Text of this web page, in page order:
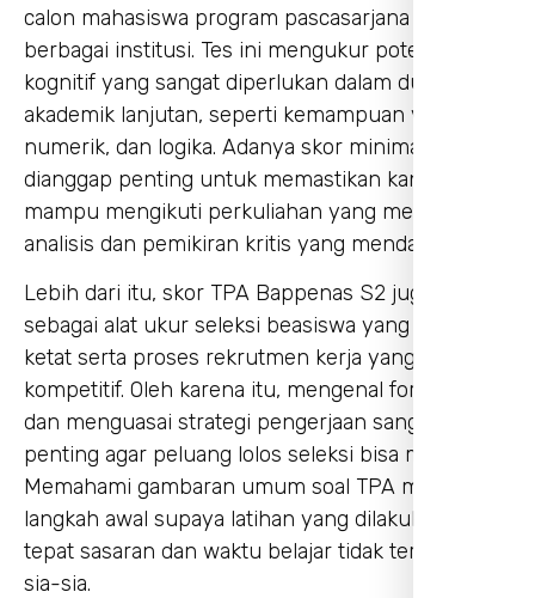
calon mahasiswa program pascasarjana di
berbagai institusi. Tes ini mengukur potensi
kognitif yang sangat diperlukan dalam dunia
akademik lanjutan, seperti kemampuan verbal,
numerik, dan logika. Adanya skor minimal
dianggap penting untuk memastikan kandidat
mampu mengikuti perkuliahan yang menuntut
analisis dan pemikiran kritis yang mendalam.
Lebih dari itu, skor TPA Bappenas S2 juga dipakai
sebagai alat ukur seleksi beasiswa yang sangat
ketat serta proses rekrutmen kerja yang
kompetitif. Oleh karena itu, mengenal format tes
dan menguasai strategi pengerjaan sangatlah
penting agar peluang lolos seleksi bisa meningkat.
Memahami gambaran umum soal TPA menjadi
langkah awal supaya latihan yang dilakukan bisa
tepat sasaran dan waktu belajar tidak terbuang
sia-sia.